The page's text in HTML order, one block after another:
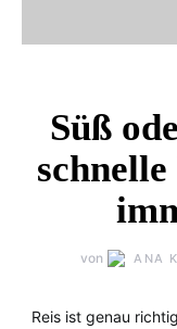
Süß
von ANA
Reis ist genau